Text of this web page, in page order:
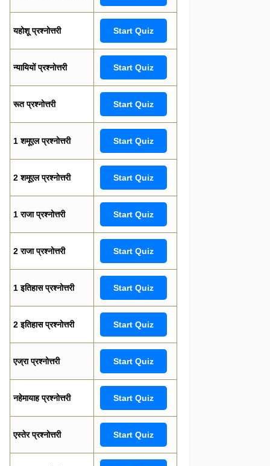
यहोशू प्रश्नोत्तरी Start Quiz
न्यायियों प्रश्नोत्तरी Start Quiz
रूत प्रश्नोत्तरी Start Quiz
1 शमूएल प्रश्नोत्तरी Start Quiz
2 शमूएल प्रश्नोत्तरी Start Quiz
1 राजा प्रश्नोत्तरी Start Quiz
2 राजा प्रश्नोत्तरी Start Quiz
1 इतिहास प्रश्नोत्तरी Start Quiz
2 इतिहास प्रश्नोत्तरी Start Quiz
एज्रा प्रश्नोत्तरी Start Quiz
नहेमायाह प्रश्नोत्तरी Start Quiz
एस्तेर प्रश्नोत्तरी Start Quiz